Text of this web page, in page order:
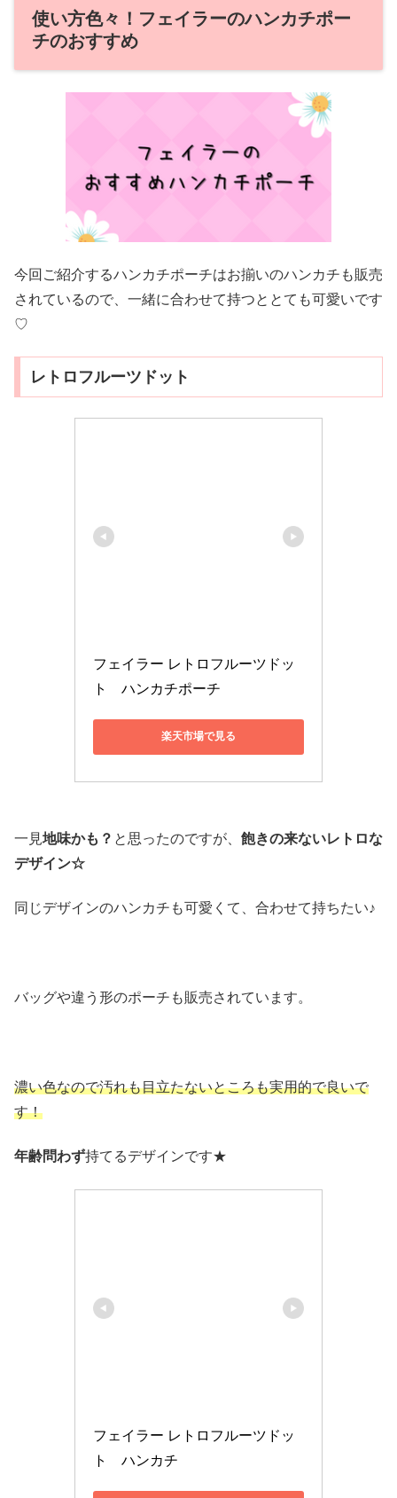
使い方色々！フェイラーのハンカチポー
チのおすすめ
今回ご紹介するハンカチポーチはお揃いのハンカチも販売
されているので、一緒に合わせて持つととても可愛いです
♡
レトロフルーツドット
フェイラー レトロフルーツドッ
ト　ハンカチポーチ
楽天市場で見る
一見地味かも？ と思ったのですが、 飽きの来ないレトロな
デザイン☆
同じデザインのハンカチも可愛くて、合わせて持ちたい♪
バッグや違う形のポーチも販売されています。
濃い色なので汚れも目立たないところも実用的で良いで
す！
年齢問わず持てるデザインです★
フェイラー レトロフルーツドッ
ト　ハンカチ